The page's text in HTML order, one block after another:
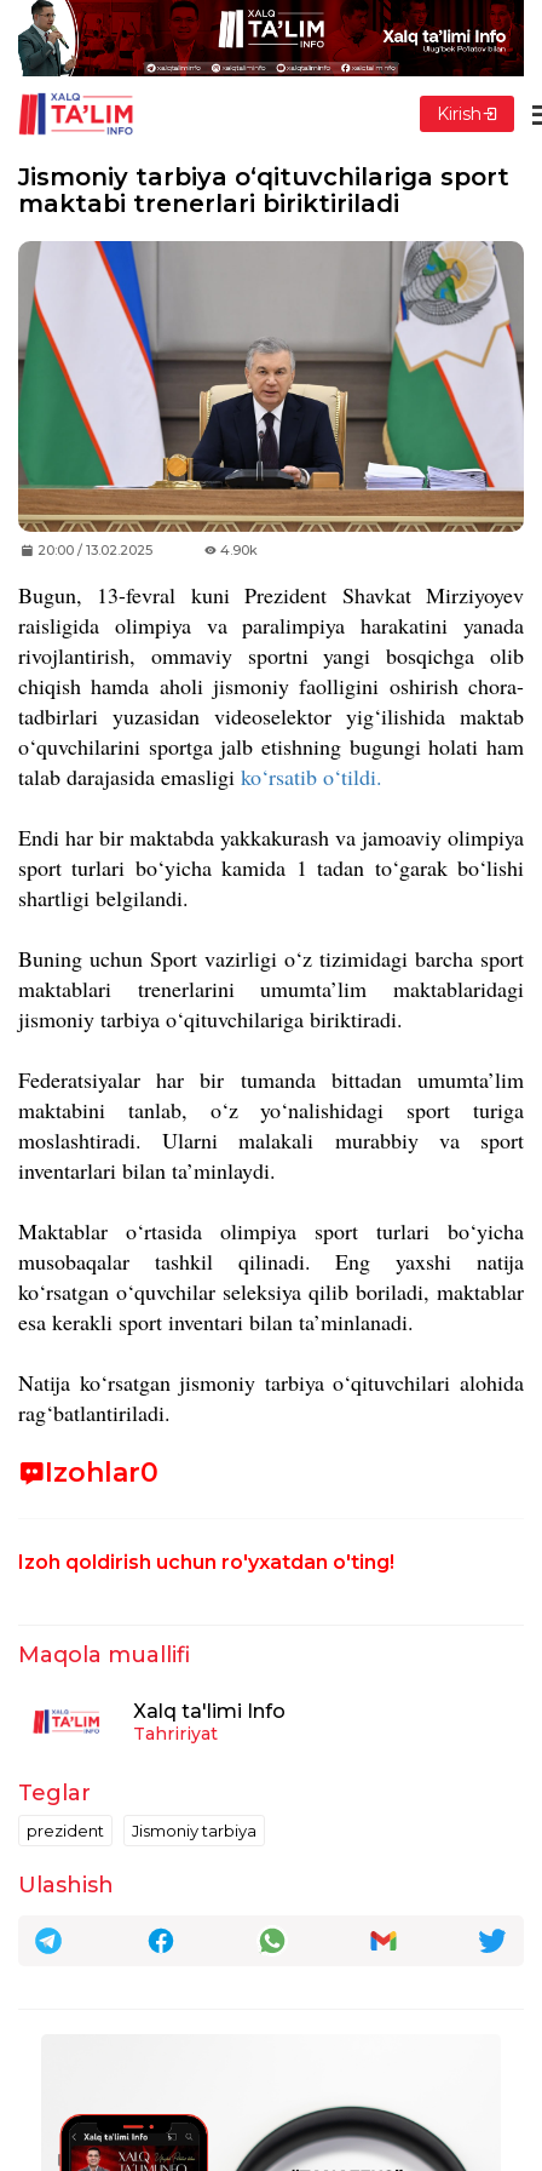
Kirish
Jismoniy tarbiya o‘qituvchilariga sport
maktabi trenerlari biriktiriladi
20:00 / 13.02.2025 4.90k
Bugun, 13-fevral kuni Prezident Shavkat Mirziyoyev
raisligida olimpiya va paralimpiya harakatini yanada
rivojlantirish, ommaviy sportni yangi bosqichga olib
chiqish hamda aholi jismoniy faolligini oshirish chora-
tadbirlari yuzasidan videoselektor yig‘ilishida maktab
o‘quvchilarini sportga jalb etishning bugungi holati ham
talab darajasida emasligi ko‘rsatib o‘tildi.
Endi har bir maktabda yakkakurash va jamoaviy olimpiya
sport turlari bo‘yicha kamida 1 tadan to‘garak bo‘lishi
shartligi belgilandi.
Buning uchun Sport vazirligi o‘z tizimidagi barcha sport
maktablari trenerlarini umumta’lim maktablaridagi
jismoniy tarbiya o‘qituvchilariga biriktiradi.
Federatsiyalar har bir tumanda bittadan umumta’lim
maktabini tanlab, o‘z yo‘nalishidagi sport turiga
moslashtiradi. Ularni malakali murabbiy va sport
inventarlari bilan ta’minlaydi.
Maktablar o‘rtasida olimpiya sport turlari bo‘yicha
musobaqalar tashkil qilinadi. Eng yaxshi natija
ko‘rsatgan o‘quvchilar seleksiya qilib boriladi, maktablar
esa kerakli sport inventari bilan ta’minlanadi.
Natija ko‘rsatgan jismoniy tarbiya o‘qituvchilari alohida
rag‘batlantiriladi.
Izohlar0
Izoh qoldirish uchun ro'yxatdan o'ting!
Maqola muallifi
Xalq ta'limi Info
Tahririyat
Teglar
prezident Jismoniy tarbiya
Ulashish